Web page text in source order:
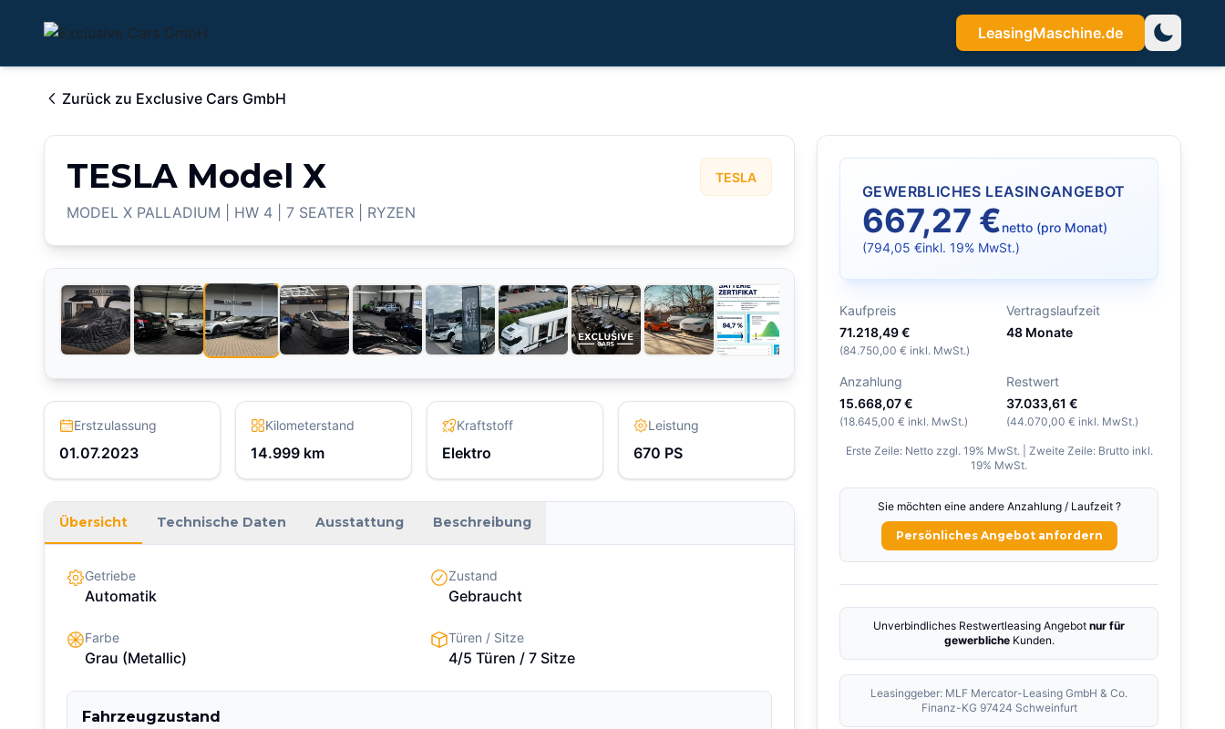
LeasingMaschine.de
Zurück zu Exclusive Cars GmbH
TESLA Model X
MODEL X PALLADIUM | HW 4 | 7 SEATER | RYZEN
TESLA
Erstzulassung
01.07.2023
Kilometerstand
14.999 km
Kraftstoff
Elektro
Leistung
670 PS
Übersicht Technische Daten Ausstattung Beschreibung
Getriebe
Automatik
Zustand
Gebraucht
Farbe
Grau (Metallic)
Türen / Sitze
4/5 Türen / 7 Sitze
Fahrzeugzustand
GEWERBLICHES LEASINGANGEBOT
667,27 €netto (pro Monat)
(794,05 €inkl. 19% MwSt.)
Kaufpreis
71.218,49 €
(84.750,00 € inkl. MwSt.)
Vertragslaufzeit
48 Monate
Anzahlung
15.668,07 €
(18.645,00 € inkl. MwSt.)
Restwert
37.033,61 €
(44.070,00 € inkl. MwSt.)
Erste Zeile: Netto zzgl. 19% MwSt. | Zweite Zeile: Brutto inkl.
19% MwSt.
Sie möchten eine andere Anzahlung / Laufzeit ?
Persönliches Angebot anfordern
Unverbindliches Restwertleasing Angebot nur für
gewerblicheKunden.
Leasinggeber: MLF Mercator-Leasing GmbH & Co.
Finanz-KG 97424 Schweinfurt